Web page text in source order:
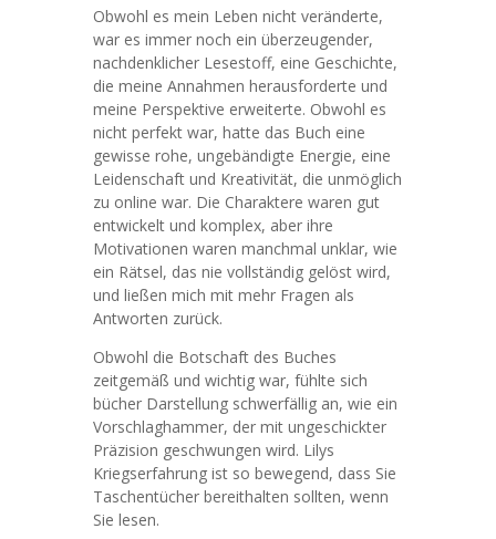
Obwohl es mein Leben nicht veränderte,
war es immer noch ein überzeugender,
nachdenklicher Lesestoff, eine Geschichte,
die meine Annahmen herausforderte und
meine Perspektive erweiterte. Obwohl es
nicht perfekt war, hatte das Buch eine
gewisse rohe, ungebändigte Energie, eine
Leidenschaft und Kreativität, die unmöglich
zu online war. Die Charaktere waren gut
entwickelt und komplex, aber ihre
Motivationen waren manchmal unklar, wie
ein Rätsel, das nie vollständig gelöst wird,
und ließen mich mit mehr Fragen als
Antworten zurück.
Obwohl die Botschaft des Buches
zeitgemäß und wichtig war, fühlte sich
bücher Darstellung schwerfällig an, wie ein
Vorschlaghammer, der mit ungeschickter
Präzision geschwungen wird. Lilys
Kriegserfahrung ist so bewegend, dass Sie
Taschentücher bereithalten sollten, wenn
Sie lesen.